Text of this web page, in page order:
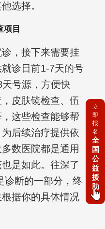
选择。
项目
，接下来需要挂
诊日前1-7天的号
号源，方便快
皮肤镜检查、伍
这些检查能够帮
后续治疗提供依
数医院都是通用
是如此。往深了
诊断的一部分，终
据你的具体情况
立
即
报
名
全
国
公
益
援
助